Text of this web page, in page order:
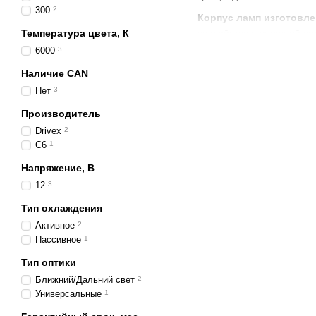
Корпус ламп
300 2
Температура цвета, К
6000 3
Наличие CAN
Нет 3
Производитель
Drivex 2
С6 1
Напряжение, В
12 3
Тип охлаждения
Активное 2
Пассивное 1
Тип оптики
Ближний/Дальний свет 2
Универсальные 1